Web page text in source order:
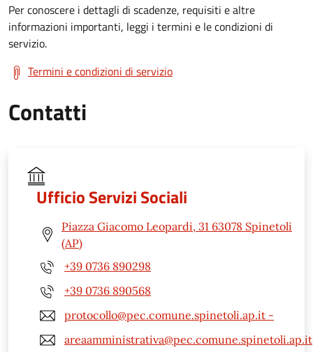
Per conoscere i dettagli di scadenze, requisiti e altre
informazioni importanti, leggi i termini e le condizioni di
servizio.
Termini e condizioni di servizio
Contatti
Ufficio Servizi Sociali
Piazza Giacomo Leopardi, 31 63078 Spinetoli
(AP)
+39 0736 890298
+39 0736 890568
protocollo@pec.comune.spinetoli.ap.it -
areaamministrativa@pec.comune.spinetoli.ap.it